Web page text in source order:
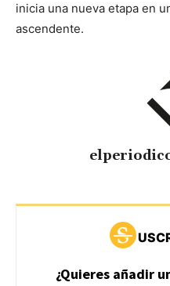
inicia una nueva etapa en
ascendente.
¿Quieres añadir